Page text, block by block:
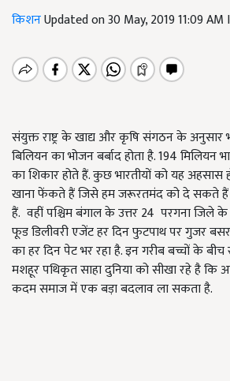
किशनUpdated on 30 May, 2019 11:09 AM
संयुक्त राष्ट्र के खाद्य और कृषि संगठन के अनुसार
बिलियन का भोजन बर्बाद होता है. 194 मिलियन
का शिकार होते हैं. कुछ भारतीयों को यह अहसास
खाना फेंकते हैं जिसे हम जरूरतमंद को दे सकते
हैं. वहीं पश्चिम बंगाल के उत्तर 24 परगना जिले
फूड डिलीवरी एजेंट हर दिन फुटपाथ पर गुजर
का हर दिन पेट भर रहा है. इन गरीब बच्चों के
मशहूर पथिकृत साहा दुनिया को सीखा रहे है कि
कदम समाज में एक बड़ा बदलाव ला सकता है.